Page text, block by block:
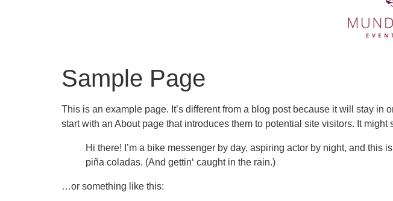
Sample Page
This is an example page. It’s different from a blog post because it will stay
start with an About page that introduces them to potential site visitors. It might
Hi there! I’m a bike messenger by day, aspiring actor by night, and
piña coladas. (And gettin‘ caught in the rain.)
…or something like this: